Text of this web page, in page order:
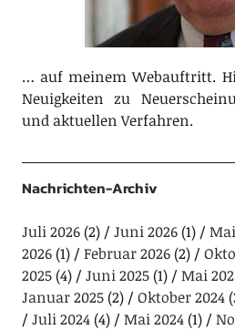
… auf meinem Webauftritt.
Neuigkeiten zu
und aktuellen Verfahren.
Nachrichten-Archiv
Juli 2026(2) Juni 2026(1)
2026(1) Februar 2026(2)
2025(4) Juni 2025(1) Mai
Januar 2025(2) Oktober 2024
Juli 2024(4) Mai 2024(1)